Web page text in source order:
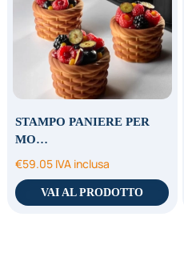
STAMPO PANIERE PER
MO…
€59.05 IVA inclusa
VAI AL PRODOTTO